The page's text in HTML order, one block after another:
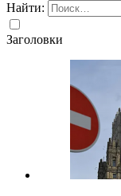
Найти:
Заголовки